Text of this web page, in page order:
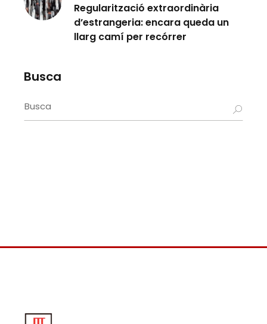
Regularització extraordinària
d’estrangeria: encara queda un
llarg camí per recórrer
Busca
Search
for: